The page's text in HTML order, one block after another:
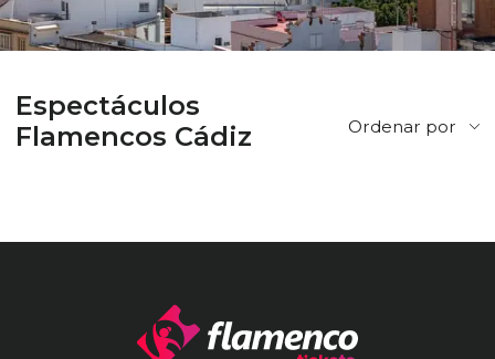
Espectáculos
Flamencos Cádiz
Ordenar por